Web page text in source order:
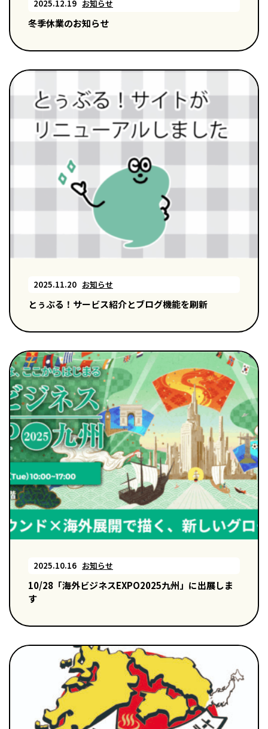
2025.12.19 お知らせ
冬季休業のお知らせ
2025.11.20 お知らせ
とぅぶる！サービス紹介とブログ機能を刷新
2025.10.16 お知らせ
10/28「海外ビジネスEXPO2025九州」に出展しま
す